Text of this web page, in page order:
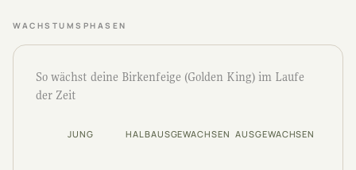
WACHSTUMSPHASEN
So wächst deine Birkenfeige (Golden King) im Laufe
der Zeit
JUNG HALBAUSGEWACHSEN AUSGEWACHSEN